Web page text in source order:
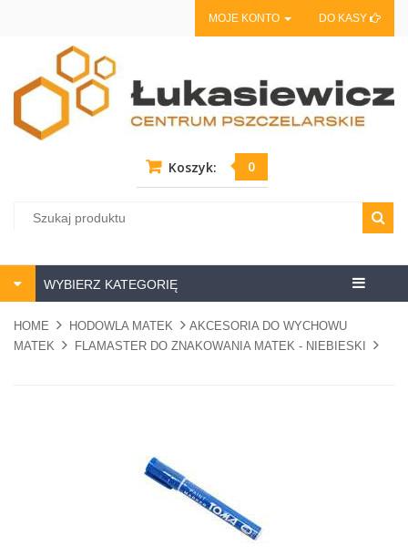
MOJE KONTO DO KASY
Koszyk: 0
Centrum
WYBIERZ KATEGORIĘ
HOME HODOWLA MATEK
AKCESORIA DO WYCHOWU
MATEK
FLAMASTER DO ZNAKOWANIA MATEK - NIEBIESKI